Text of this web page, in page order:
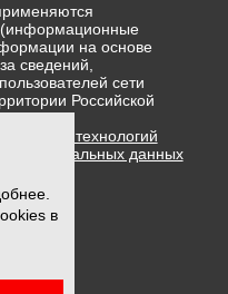
(информационные
на основе
сведений,
сети
Российской
технологий
персональных данных
в